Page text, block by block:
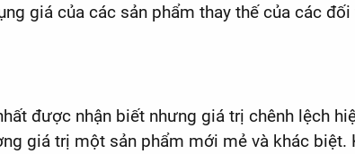
giá của các sản phẩm thay thế của các
được nhận biết nhưng giá trị chênh lệch
giá trị một sản phẩm mới mẻ và khác biệt.